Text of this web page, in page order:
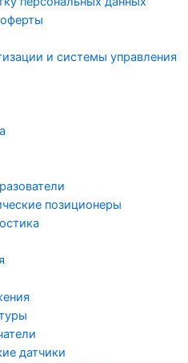
и системы управления
позиционеры
датчики